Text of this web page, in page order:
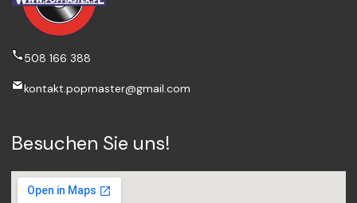
508 166 388
kontakt.popmaster@gmail.com
Besuchen Sie uns!